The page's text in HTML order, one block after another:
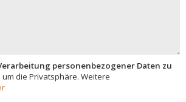
personenbezogener Daten zu
die Privatsphäre. Weitere